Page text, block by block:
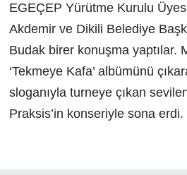
EGEÇEP Yürütme Kurulu
Akdemir ve Dikili Belediye
Budak birer konuşma yaptılar.
‘Tekmeye Kafa’ albümünü
sloganıyla turneye çıkan
Praksis’in konseriyle sona erdi.